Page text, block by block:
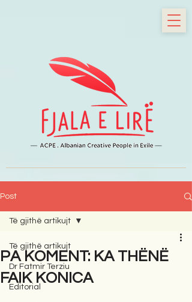
Post
Të gjithë artikujt
Dr Fatmir Terziu
Editorial
Të gjithë artikujt
PA KOMENT: KA THËNË
FAIK KONICA